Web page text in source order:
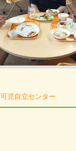
可児自立センター